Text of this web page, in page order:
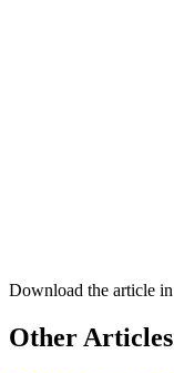
Download the article
Other